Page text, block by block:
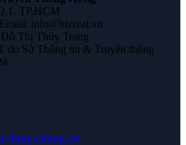
TP.HCM
info@bizreal.vn
Thị Thùy Trang
do Sở Thông tin & Truyền thông
dụng chung cư